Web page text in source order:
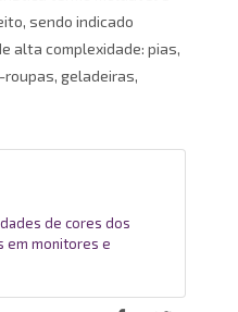
sendo indicado
alta complexidade: pias,
geladeiras,
de cores dos
em monitores e